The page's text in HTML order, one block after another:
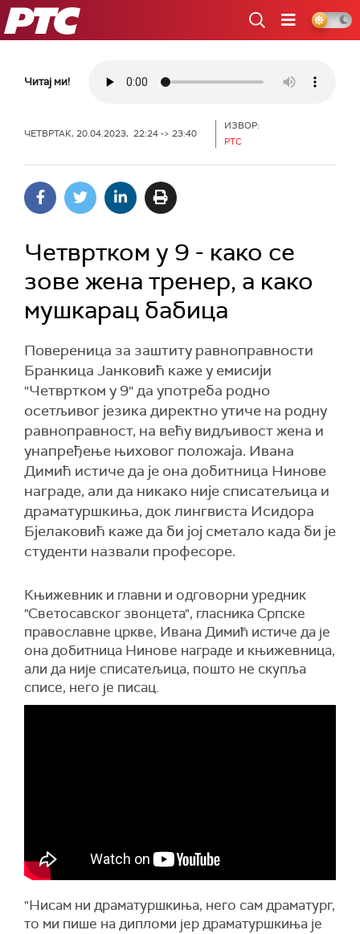
РТС
Читај ми!
ЧЕТВРТАК, 20.04.2023, 22:24 -> 23:40
ИЗВОР:
РТС
Четвртком у 9 - како се
зове жена тренер, а како
мушкарац бабица
Повереница за заштиту равноправности
Бранкица Јанковић каже у емисији
"Четвртком у 9" да употреба родно
осетљивог језика директно утиче на родну
равноправност, на већу видљивост жена и
унапређење њиховог положаја. Ивана
Димић истиче да је она добитница Нинове
награде, али да никако није списатељица и
драматуршкиња, док лингвиста Исидора
Бјелаковић каже да би јој сметало када би је
студенти назвали професоре.
Књижевник и главни и одговорни уредник
"Светосавског звонцета", гласника Српске
православне цркве, Ивана Димић истиче да је
она добитница Нинове награде и књижевница,
али да није списатељица, пошто не скупља
списе, него је писац.
"Нисам ни драматуршкиња, него сам драматург,
то ми пише на дипломи јер драматуршкиња је